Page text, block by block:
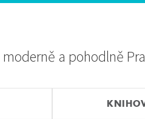
moderně a pohodlně